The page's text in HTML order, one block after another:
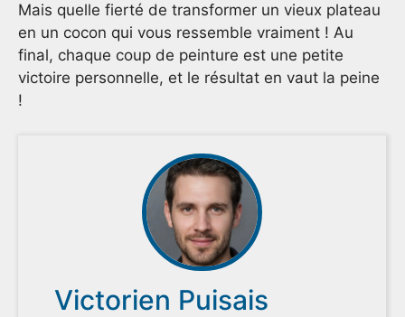
Mais quelle fierté de transformer un vieux plateau
en un cocon qui vous ressemble vraiment ! Au
final, chaque coup de peinture est une petite
victoire personnelle, et le résultat en vaut la peine
!
Victorien Puisais